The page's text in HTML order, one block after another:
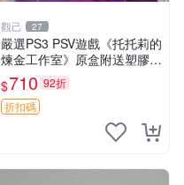
觀己 27
嚴選PS3 PSV遊戲《托托莉的
煉金工作室》原盒附送塑膠海
報，未開封收藏版 托托莉 爐
石 工作室
$710 92折
折扣碼